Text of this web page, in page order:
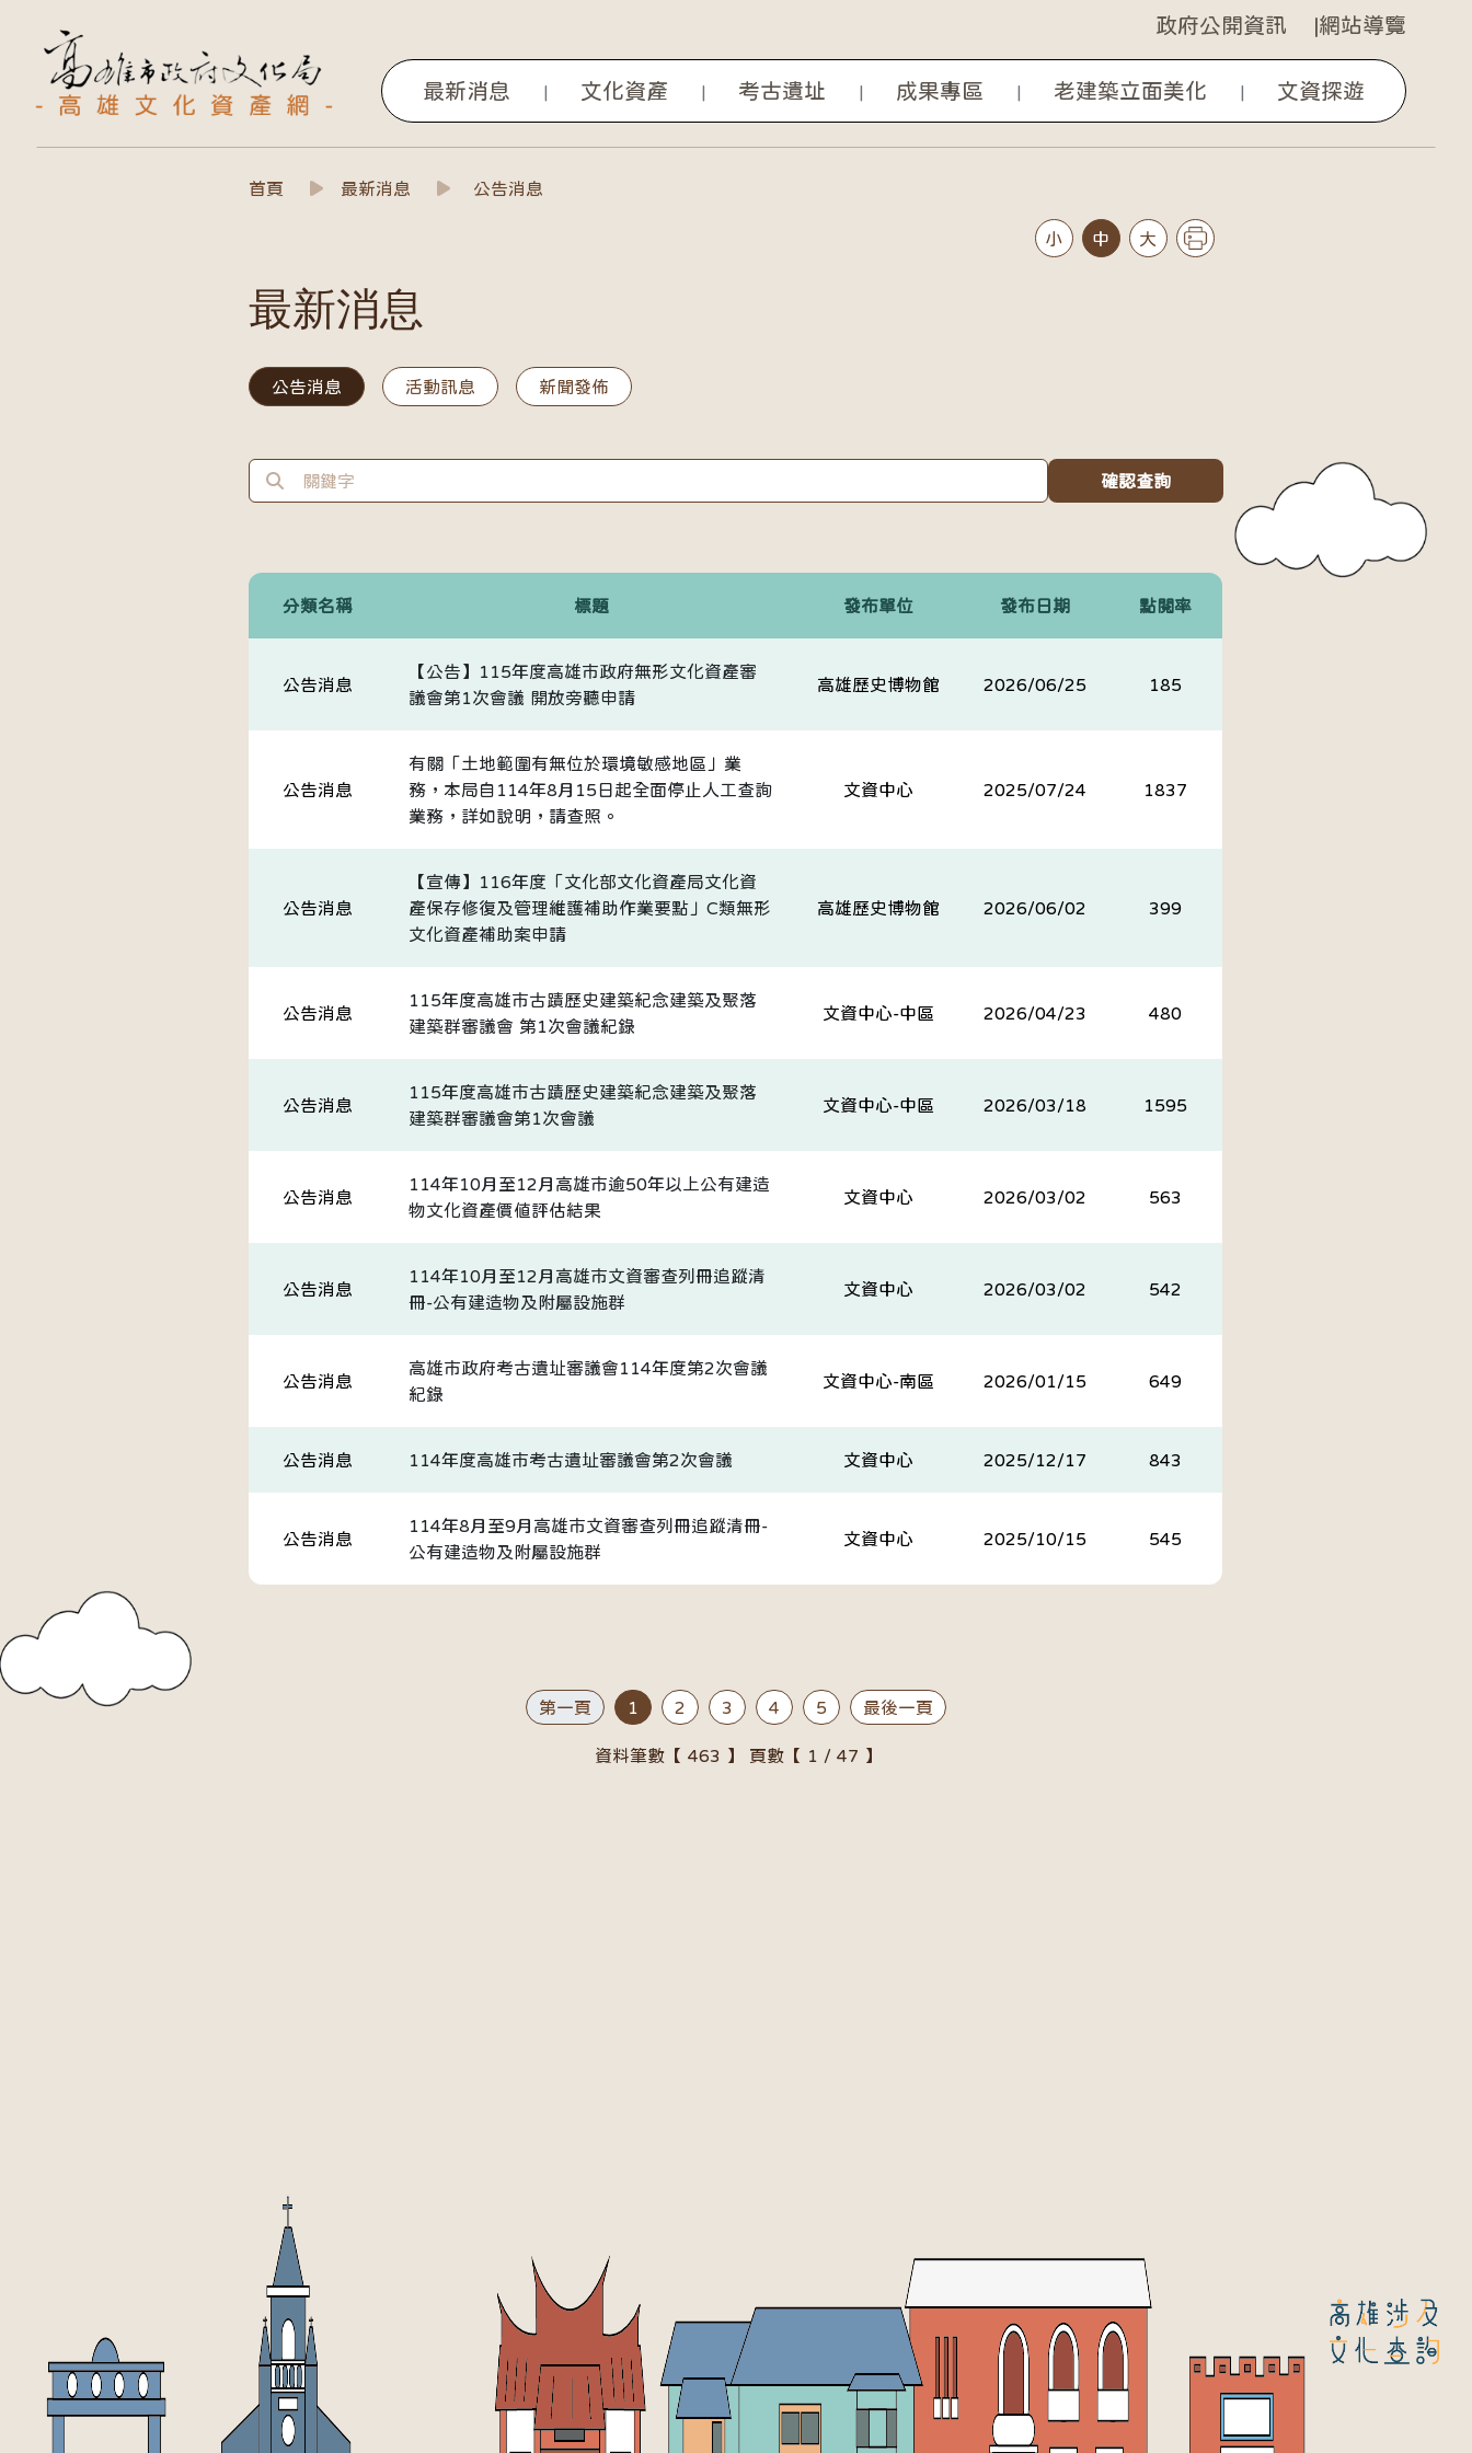
高雄文化資產網 政府公開資訊 網站導覽
最新消息 | 文化資產 | 考古遺址 | 成果專區 | 老建築立面美化 | 文資探遊
最新消息
首頁 最新消息 公告消息
小 中 大
最新消息
公告消息 活動訊息 新聞發佈
確認查詢
分類名稱 標題 發布單位 發布日期 點閱率
公告消息
【公告】115年度高雄市政府無形文化資產審
議會第1次會議 開放旁聽申請
高雄歷史博物館 2026/06/25 185
公告消息
有關「土地範圍有無位於環境敏感地區」業
務，本局自114年8月15日起全面停止人工查詢
業務，詳如說明，請查照。
文資中心 2025/07/24 1837
公告消息
【宣傳】116年度「文化部文化資產局文化資
產保存修復及管理維護補助作業要點」C類無形
文化資產補助案申請
高雄歷史博物館 2026/06/02 399
公告消息
115年度高雄市古蹟歷史建築紀念建築及聚落
建築群審議會 第1次會議紀錄
文資中心-中區 2026/04/23 480
公告消息
115年度高雄市古蹟歷史建築紀念建築及聚落
建築群審議會第1次會議
文資中心-中區 2026/03/18 1595
公告消息
114年10月至12月高雄市逾50年以上公有建造
物文化資產價值評估結果
文資中心 2026/03/02 563
公告消息
114年10月至12月高雄市文資審查列冊追蹤清
冊-公有建造物及附屬設施群
文資中心 2026/03/02 542
公告消息
高雄市政府考古遺址審議會114年度第2次會議
紀錄
文資中心-南區 2026/01/15 649
公告消息 114年度高雄市考古遺址審議會第2次會議 文資中心 2025/12/17 843
公告消息
114年8月至9月高雄市文資審查列冊追蹤清冊-
公有建造物及附屬設施群
文資中心 2025/10/15 545
第一頁 1 2 3 4 5 最後一頁
資料筆數【 463 】 頁數【 1 / 47 】